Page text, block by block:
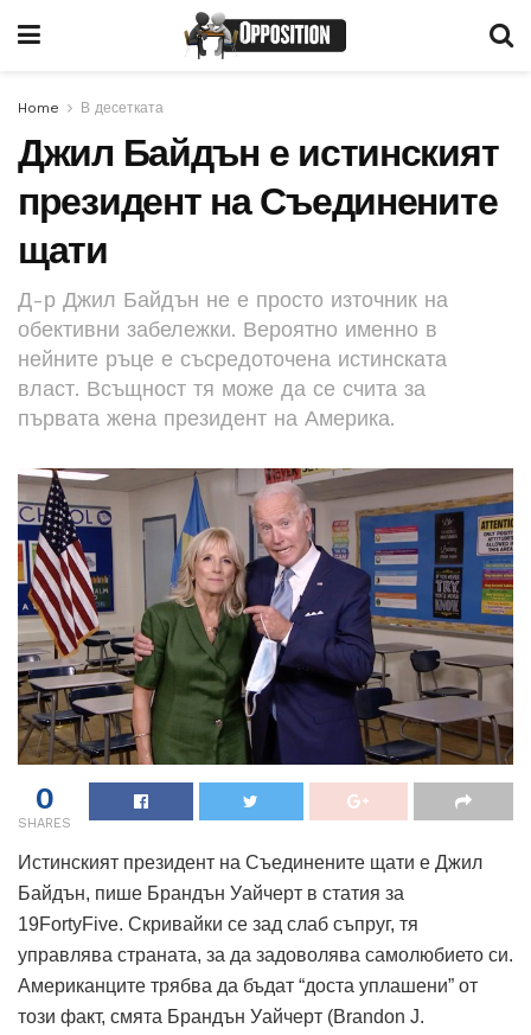
Home В десетката
Джил Байдън е истинският
президент на Съединените
щати
Д-р Джил Байдън не е просто източник на
обективни забележки. Вероятно именно в
нейните ръце е съсредоточена истинската
власт. Всъщност тя може да се счита за
първата жена президент на Америка.
0
SHARES
Истинският президент на Съединените щати е Джил
Байдън, пише Брандън Уайчерт в статия за
19FortyFive. Скривайки се зад слаб съпруг, тя
управлява страната, за да задоволява самолюбието си.
Американците трябва да бъдат “доста уплашени” от
този факт, смята Брандън Уайчерт (Brandon J.